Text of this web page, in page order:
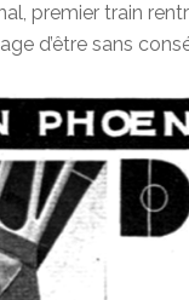
premier train
d’être sans